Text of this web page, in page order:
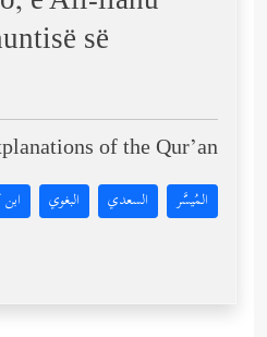
së
of the Qur’an:
المُيسَّر السعدي البغوي ابن